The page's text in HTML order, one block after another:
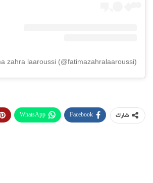
شارك Facebook
WhatsApp